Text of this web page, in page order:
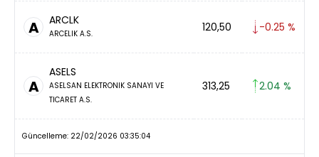
A ARCLK
ARCELIK A.S. 120,50 -0.25 %
A
ASELS
ASELSAN ELEKTRONIK SANAYI VE
TICARET A.S.
313,25 2.04 %
Güncelleme: 22/02/2026 03:35:04